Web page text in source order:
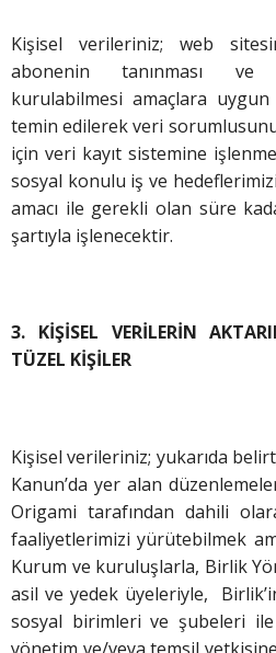
Kişisel verileriniz; web
abonenin tanınması ve
kurulabilmesi amaçlara
temin edilerek veri
için veri kayıt sistemine
sosyal konulu iş ve
amacı ile gerekli olan süre
şartıyla işlenecektir.
3. KİŞİSEL VERİLERİN
TÜZEL KİŞİLER
Kişisel verileriniz; yukarıda
Kanun’da yer alan
Origami tarafından dahili
faaliyetlerimizi yürütebilmek
Kurum ve kuruluşlarla, Birlik
asil ve yedek üyeleriyle,
sosyal birimleri ve şubeleri
yönetim ve/veya temsil